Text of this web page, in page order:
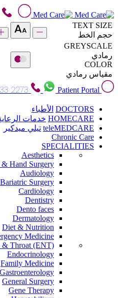
TEXT SIZE
حجم الخط
GREYSCALE
رمادي
COLOR
مقياس رمادي
Patient Portal
2273
DOCTORS الأطباء
HOMECARE خدمات
teleMEDCARE تيلي ميدكير
Chronic Care
SPECIALITIES
Aesthetics
Hand Surgery
Audiology
Bariatric Surgery
Cardiology
Dentistry
Dento faces
Dermatology
Diet & Nutrition
Medicine
& Throat (ENT)
Endocrinology
Family Medicine
Gastroenterology
General Surgery
Gene Therapy